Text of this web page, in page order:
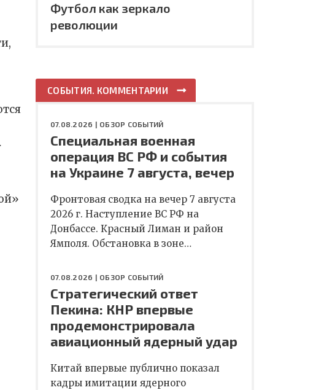
Футбол как зеркало
революции
СОБЫТИЯ. КОММЕНТАРИИ
07.08.2026 | ОБЗОР СОБЫТИЙ
Специальная военная
операция ВС РФ и события
на Украине 7 августа, вечер
Фронтовая сводка на вечер 7 августа
2026 г. Наступление ВС РФ на
Донбассе. Красный Лиман и район
Ямполя. Обстановка в зоне…
07.08.2026 | ОБЗОР СОБЫТИЙ
Стратегический ответ
Пекина: КНР впервые
продемонстрировала
авиационный ядерный удар
Китай впервые публично показал
кадры имитации ядерного